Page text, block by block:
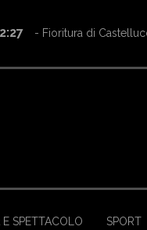
- Fioritura di
E SPETTACOLO SPORT